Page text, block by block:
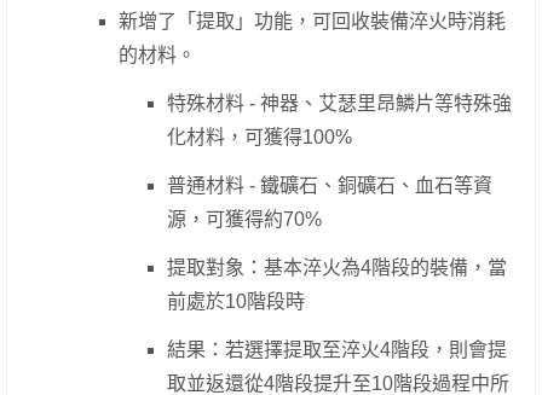
新增了「提取」功能，可回收裝備淬火時消耗
的材料。
特殊材料 - 神器、艾瑟里昂鱗片等特殊強
化材料，可獲得100%
普通材料 - 鐵礦石、銅礦石、血石等資
源，可獲得約70%
提取對象：基本淬火為4階段的裝備，當
前處於10階段時
結果：若選擇提取至淬火4階段，則會提
取並返還從4階段提升至10階段過程中所